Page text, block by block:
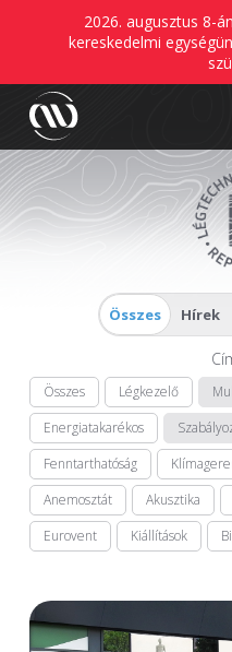
2026. augusztus 8-
kereskedelmi
Összes Hírek
Összes Légkezelő
Energiatakarékos
Fenntarthatóság
Anemosztát
Akusztika
Eurovent
Kiállítások